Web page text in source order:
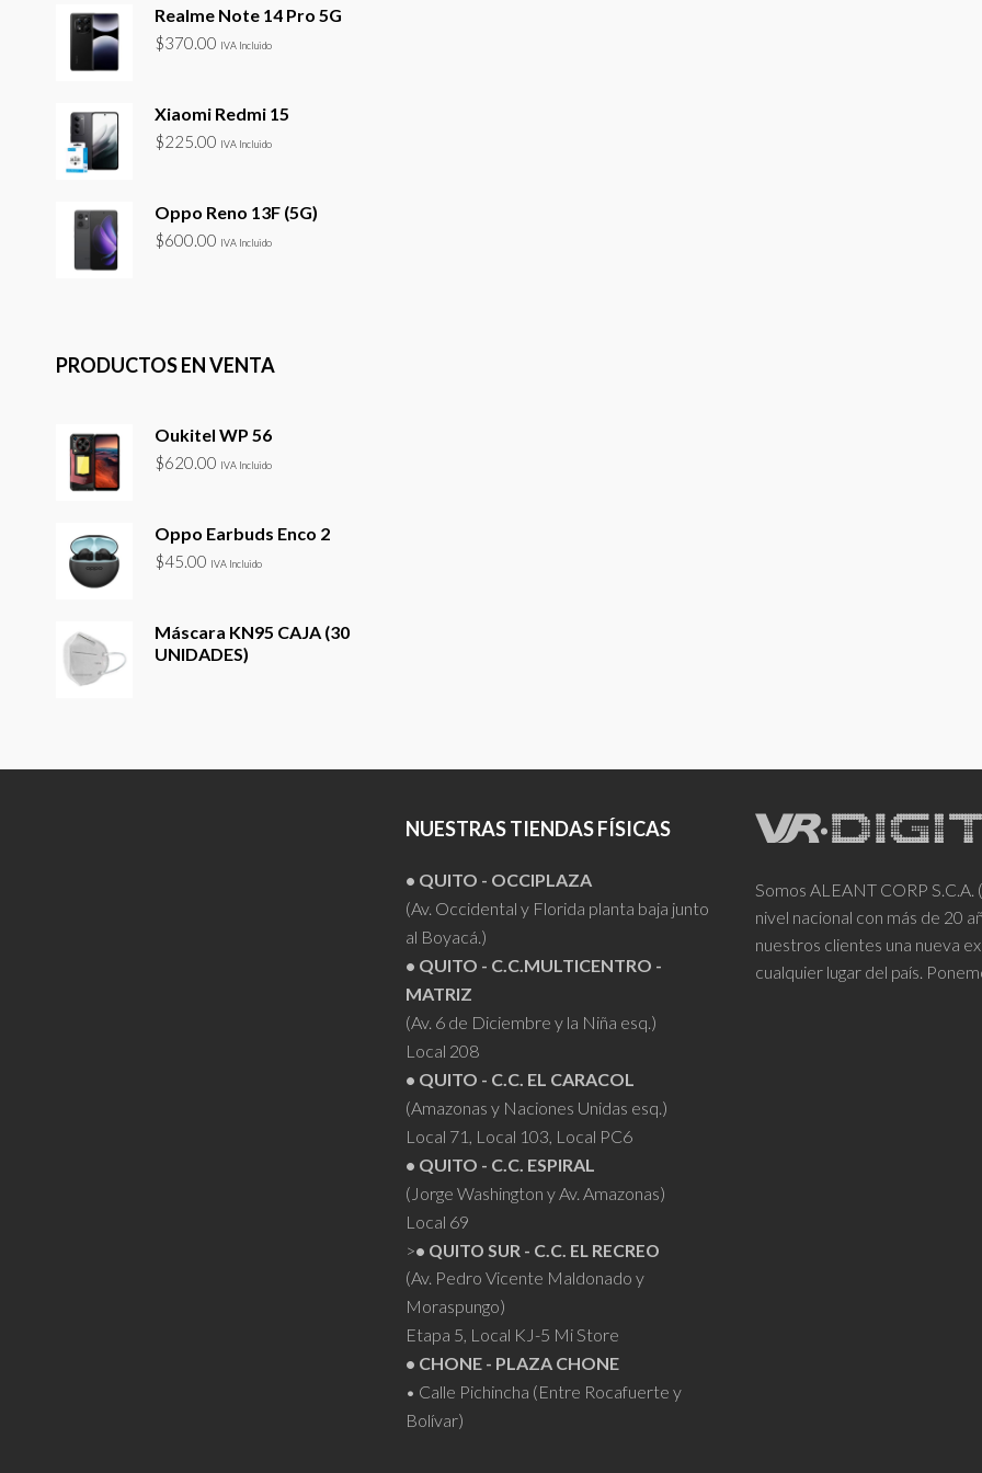
Realme Note 14 Pro 5G
$370.00 IVA Incluido
Xiaomi Redmi 15
$225.00 IVA Incluido
Oppo Reno 13F (5G)
$600.00 IVA Incluido
PRODUCTOS EN VENTA
Oukitel WP 56
$620.00 IVA Incluido
Oppo Earbuds Enco 2
$45.00 IVA Incluido
Máscara KN95 CAJA (30
UNIDADES)
NUESTRAS TIENDAS FÍSICAS
• QUITO - OCCIPLAZA
(Av. Occidental y Florida planta baja junto
al Boyacá.)
• QUITO - C.C.MULTICENTRO -
MATRIZ
(Av. 6 de Diciembre y la Niña esq.)
Local 208
• QUITO - C.C. EL CARACOL
(Amazonas y Naciones Unidas esq.)
Local 71, Local 103, Local PC6
• QUITO - C.C. ESPIRAL
(Jorge Washington y Av. Amazonas)
Local 69
>• QUITO SUR - C.C. EL RECREO
(Av. Pedro Vicente Maldonado y
Moraspungo)
Etapa 5, Local KJ-5 Mi Store
• CHONE - PLAZA CHONE
• Calle Pichincha (Entre Rocafuerte y
Bolívar)
Somos ALEANT CORP
nivel nacional con más de 20
nuestros clientes una nueva
cualquier lugar del país.